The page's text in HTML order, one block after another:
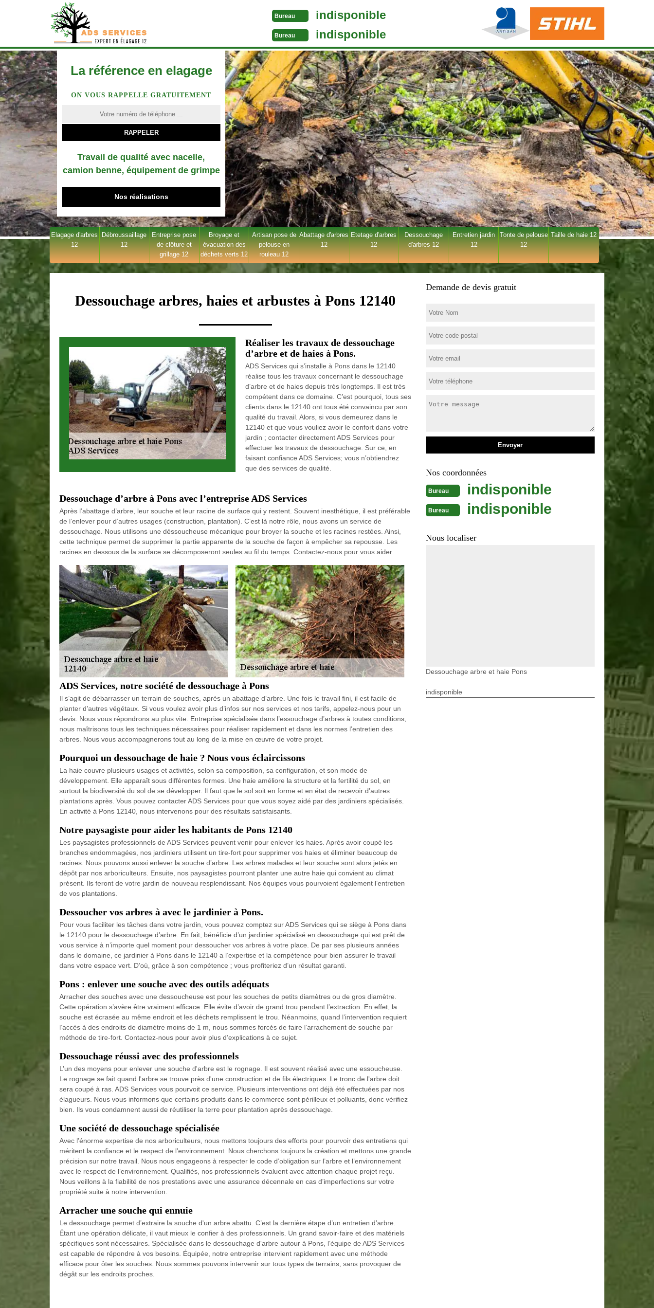
Bureau indisponible
Bureau indisponible
La référence en elagage
ON VOUS RAPPELLE GRATUITEMENT
Travail de qualité avec nacelle,
camion benne, équipement de grimpe
Nos réalisations
Elagage d'arbres
12
Débroussaillage
12
Entreprise pose
de clôture et
grillage 12
Broyage et
évacuation des
déchets verts 12
Artisan pose de
pelouse en
rouleau 12
Abattage d'arbres
12
Etetage d'arbres
12
Dessouchage
d'arbres 12
Entretien jardin
12
Tonte de pelouse
12
Taille de haie 12
Dessouchage arbres, haies et arbustes à Pons 12140
Réaliser les travaux de dessouchage
d’arbre et de haies à Pons.
ADS Services qui s’installe à Pons dans le 12140
réalise tous les travaux concernant le dessouchage
d’arbre et de haies depuis très longtemps. Il est très
compétent dans ce domaine. C’est pourquoi, tous ses
clients dans le 12140 ont tous été convaincu par son
qualité du travail. Alors, si vous demeurez dans le
12140 et que vous vouliez avoir le confort dans votre
jardin ; contacter directement ADS Services pour
effectuer les travaux de dessouchage. Sur ce, en
faisant confiance ADS Services; vous n’obtiendrez
que des services de qualité.
Dessouchage d’arbre à Pons avec l’entreprise ADS Services
Après l’abattage d’arbre, leur souche et leur racine de surface qui y restent. Souvent inesthétique, il est préférable
de l’enlever pour d’autres usages (construction, plantation). C’est là notre rôle, nous avons un service de
dessouchage. Nous utilisons une déssoucheuse mécanique pour broyer la souche et les racines restées. Ainsi,
cette technique permet de supprimer la partie apparente de la souche de façon à empêcher sa repousse. Les
racines en dessous de la surface se décomposeront seules au fil du temps. Contactez-nous pour vous aider.
ADS Services, notre société de dessouchage à Pons
Il s’agit de débarrasser un terrain de souches, après un abattage d’arbre. Une fois le travail fini, il est facile de
planter d’autres végétaux. Si vous voulez avoir plus d’infos sur nos services et nos tarifs, appelez-nous pour un
devis. Nous vous répondrons au plus vite. Entreprise spécialisée dans l’essouchage d’arbres à toutes conditions,
nous maîtrisons tous les techniques nécessaires pour réaliser rapidement et dans les normes l’entretien des
arbres. Nous vous accompagnerons tout au long de la mise en œuvre de votre projet.
Pourquoi un dessouchage de haie ? Nous vous éclaircissons
La haie couvre plusieurs usages et activités, selon sa composition, sa configuration, et son mode de
développement. Elle apparaît sous différentes formes. Une haie améliore la structure et la fertilité du sol, en
surtout la biodiversité du sol de se développer. Il faut que le sol soit en forme et en état de recevoir d’autres
plantations après. Vous pouvez contacter ADS Services pour que vous soyez aidé par des jardiniers spécialisés.
En activité à Pons 12140, nous intervenons pour des résultats satisfaisants.
Notre paysagiste pour aider les habitants de Pons 12140
Les paysagistes professionnels de ADS Services peuvent venir pour enlever les haies. Après avoir coupé les
branches endommagées, nos jardiniers utilisent un tire-fort pour supprimer vos haies et éliminer beaucoup de
racines. Nous pouvons aussi enlever la souche d’arbre. Les arbres malades et leur souche sont alors jetés en
dépôt par nos arboriculteurs. Ensuite, nos paysagistes pourront planter une autre haie qui convient au climat
présent. Ils feront de votre jardin de nouveau resplendissant. Nos équipes vous pourvoient également l’entretien
de vos plantations.
Dessoucher vos arbres à avec le jardinier à Pons.
Pour vous faciliter les tâches dans votre jardin, vous pouvez comptez sur ADS Services qui se siège à Pons dans
le 12140 pour le dessouchage d’arbre. En fait, bénéficie d’un jardinier spécialisé en dessouchage qui est prêt de
vous service à n’importe quel moment pour dessoucher vos arbres à votre place. De par ses plusieurs années
dans le domaine, ce jardinier à Pons dans le 12140 a l’expertise et la compétence pour bien assurer le travail
dans votre espace vert. D’où, grâce à son compétence ; vous profiteriez d’un résultat garanti.
Pons : enlever une souche avec des outils adéquats
Arracher des souches avec une dessoucheuse est pour les souches de petits diamètres ou de gros diamètre.
Cette opération s’avère être vraiment efficace. Elle évite d’avoir de grand trou pendant l’extraction. En effet, la
souche est écrasée au même endroit et les déchets remplissent le trou. Néanmoins, quand l’intervention requiert
l’accès à des endroits de diamètre moins de 1 m, nous sommes forcés de faire l’arrachement de souche par
méthode de tire-fort. Contactez-nous pour avoir plus d’explications à ce sujet.
Dessouchage réussi avec des professionnels
L’un des moyens pour enlever une souche d'arbre est le rognage. Il est souvent réalisé avec une essoucheuse.
Le rognage se fait quand l'arbre se trouve près d'une construction et de fils électriques. Le tronc de l'arbre doit
sera coupé à ras. ADS Services vous pourvoit ce service. Plusieurs interventions ont déjà été effectuées par nos
élagueurs. Nous vous informons que certains produits dans le commerce sont périlleux et polluants, donc vérifiez
bien. Ils vous condamnent aussi de réutiliser la terre pour plantation après dessouchage.
Une société de dessouchage spécialisée
Avec l’énorme expertise de nos arboriculteurs, nous mettons toujours des efforts pour pourvoir des entretiens qui
méritent la confiance et le respect de l’environnement. Nous cherchons toujours la création et mettons une grande
précision sur notre travail. Nous nous engageons à respecter le code d’obligation sur l’arbre et l’environnement
avec le respect de l’environnement. Qualifiés, nos professionnels évaluent avec attention chaque projet reçu.
Nous veillons à la fiabilité de nos prestations avec une assurance décennale en cas d’imperfections sur votre
propriété suite à notre intervention.
Arracher une souche qui ennuie
Le dessouchage permet d’extraire la souche d'un arbre abattu. C’est la dernière étape d’un entretien d’arbre.
Étant une opération délicate, il vaut mieux le confier à des professionnels. Un grand savoir-faire et des matériels
spécifiques sont nécessaires. Spécialisée dans le dessouchage d'arbre autour à Pons, l’équipe de ADS Services
est capable de répondre à vos besoins. Équipée, notre entreprise intervient rapidement avec une méthode
efficace pour ôter les souches. Nous sommes pouvons intervenir sur tous types de terrains, sans provoquer de
dégât sur les endroits proches.
Demande de devis gratuit
Nos coordonnées
Bureau indisponible
Bureau indisponible
Nous localiser
Dessouchage arbre et haie Pons
indisponible